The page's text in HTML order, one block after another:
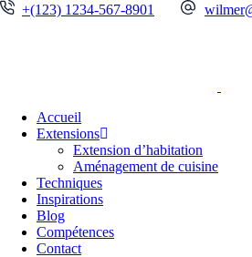
+(123) 1234-567-8901
Accueil
Extensions
Extension d’habitation
Aménagement de cuisine
Techniques
Inspirations
Blog
Compétences
Contact